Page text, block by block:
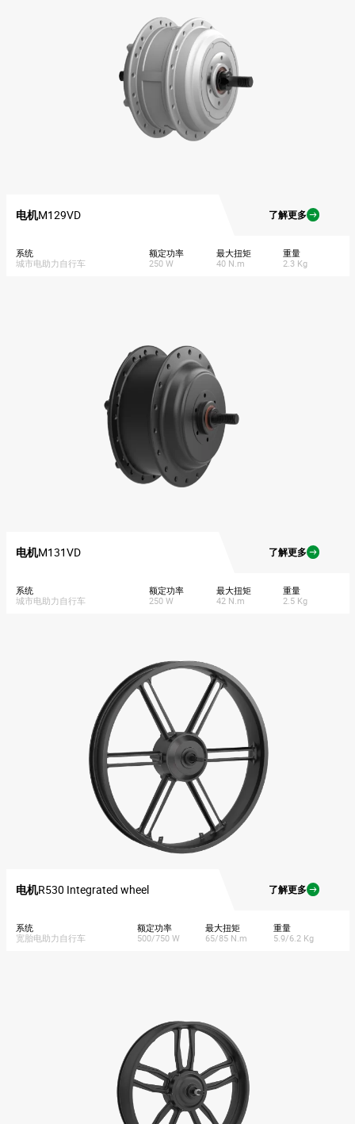
电机M129VD 了解更多
系统
城市电助力自行车
额定功率
250 W
最大扭矩
40 N.m
重量
2.3 Kg
电机M131VD 了解更多
系统
城市电助力自行车
额定功率
250 W
最大扭矩
42 N.m
重量
2.5 Kg
电机R530 Integrated wheel 了解更多
系统
宽胎电助力自行车
额定功率
500/750 W
最大扭矩
65/85 N.m
重量
5.9/6.2 Kg